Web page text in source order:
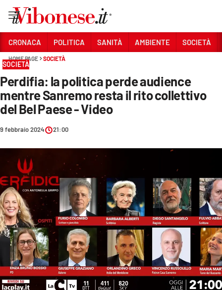
Sezioni
CRONACA
POLITICA
SOCIETÀ
CULTURA
ECONOMIA E LAVORO
EVENTI
SPORT
Streaming
CRONACA POLITICA SANITÀ AMBIENTE SOCIETÀ
HOME PAGE SOCIETÀ
SOCIETÀ
Perdifia: la politica perde audience
mentre Sanremo resta il rito collettivo
del Bel Paese - Video
9 febbraio 2024 21:00